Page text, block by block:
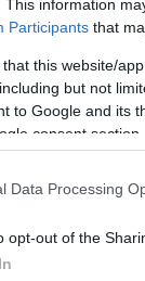
This information
Participants that
that this website/
but not
to Google and its
consent section.
Data Processing
opt-out of the
στην